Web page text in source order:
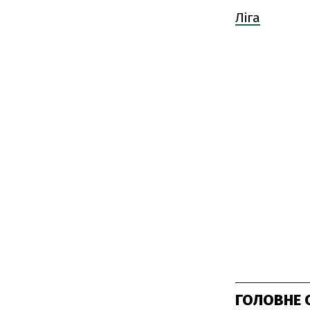
Ліга
ГОЛОВНЕ